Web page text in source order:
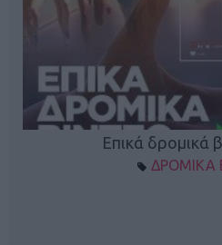
Επικά δρομικά
ΔΡΟΜΙΚΑ